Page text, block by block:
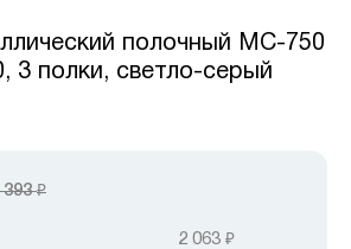
полочный МС-750
3 полки, светло-серый
393₽
2 063 ₽